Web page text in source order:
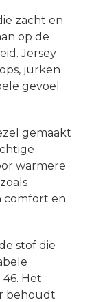
zacht en
op de
Jersey
jurken
gevoel
gemaakt
warmere
comfort en
stof die
Het
behoudt